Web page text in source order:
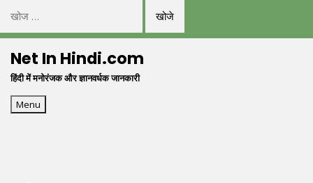
निम्न
को
खोजें:Net In Hindi.com
हिंदी में मनोरंजक और ज्ञानवर्धक जानकारी
Menu